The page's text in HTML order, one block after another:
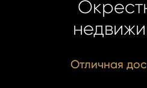
Отличная